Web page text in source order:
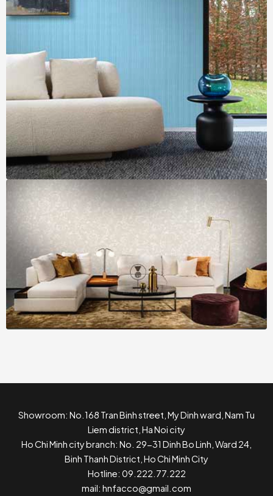
Showroom: No.168 Tran Binh street, My Dinh ward, Nam Tu
Liem district, Ha Noi city
Ho Chi Minh city branch: No. 29-31 Dinh Bo Linh, Ward 24,
Binh Thanh District, Ho Chi Minh City
Hotline: 09.222.77.222
mail: hnfacco@gmail.com